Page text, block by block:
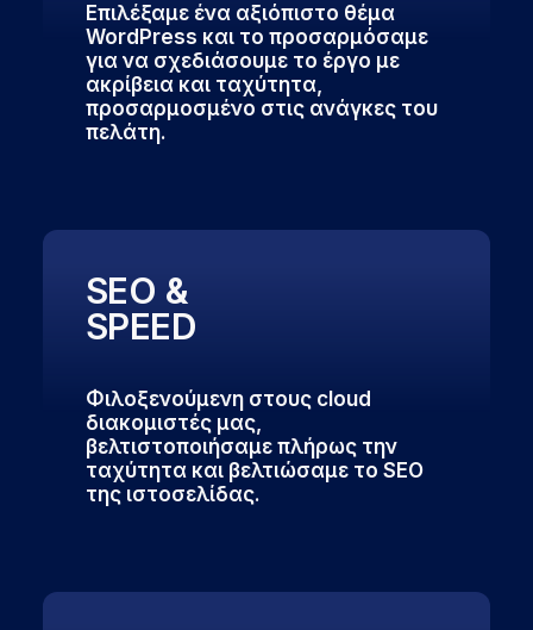
Επιλέξαμε ένα αξιόπιστο θέμα
WordPress και το προσαρμόσαμε
για να σχεδιάσουμε το έργο με
ακρίβεια και ταχύτητα,
προσαρμοσμένο στις ανάγκες του
πελάτη.
SEO &
SPEED
Φιλοξενούμενη στους cloud
διακομιστές μας,
βελτιστοποιήσαμε πλήρως την
ταχύτητα και βελτιώσαμε το SEO
της ιστοσελίδας.